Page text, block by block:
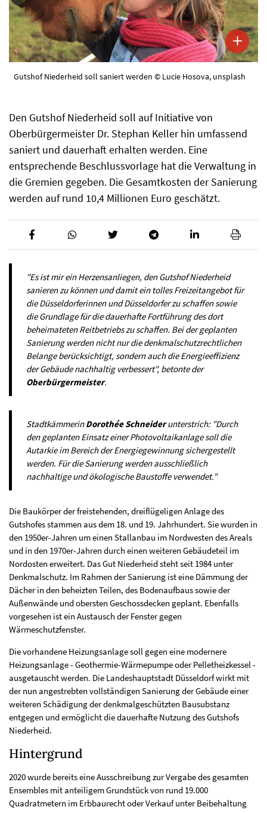
Gutshof Niederheid soll saniert werden © Lucie Hosova, unsplash
Den Gutshof Niederheid soll auf Initiative von
Oberbürgermeister Dr. Stephan Keller hin umfassend
saniert und dauerhaft erhalten werden. Eine
entsprechende Beschlussvorlage hat die Verwaltung in
die Gremien gegeben. Die Gesamtkosten der Sanierung
werden auf rund 10,4 Millionen Euro geschätzt.
"Es ist mir ein Herzensanliegen, den Gutshof Niederheid
sanieren zu können und damit ein tolles Freizeitangebot für
die Düsseldorferinnen und Düsseldorfer zu schaffen sowie
die Grundlage für die dauerhafte Fortführung des dort
beheimateten Reitbetriebs zu schaffen. Bei der geplanten
Sanierung werden nicht nur die denkmalschutzrechtlichen
Belange berücksichtigt, sondern auch die Energieeffizienz
der Gebäude nachhaltig verbessert", betonte der
Oberbürgermeister.
StadtkämmerinDorothée Schneiderunterstrich: "Durch
den geplanten Einsatz einer Photovoltaikanlage soll die
Autarkie im Bereich der Energiegewinnung sichergestellt
werden. Für die Sanierung werden ausschließlich
nachhaltige und ökologische Baustoffe verwendet."
Die Baukörper der freistehenden, dreiflügeligen Anlage des
Gutshofes stammen aus dem 18. und 19. Jahrhundert. Sie wurden in
den 1950er-Jahren um einen Stallanbau im Nordwesten des Areals
und in den 1970er-Jahren durch einen weiteren Gebäudeteil im
Nordosten erweitert. Das Gut Niederheid steht seit 1984 unter
Denkmalschutz. Im Rahmen der Sanierung ist eine Dämmung der
Dächer in den beheizten Teilen, des Bodenaufbaus sowie der
Außenwände und obersten Geschossdecken geplant. Ebenfalls
vorgesehen ist ein Austausch der Fenster gegen
Wärmeschutzfenster.
Die vorhandene Heizungsanlage soll gegen eine modernere
Heizungsanlage - Geothermie-Wärmepumpe oder Pelletheizkessel -
ausgetauscht werden. Die Landeshauptstadt Düsseldorf wirkt mit
der nun angestrebten vollständigen Sanierung der Gebäude einer
weiteren Schädigung der denkmalgeschützten Bausubstanz
entgegen und ermöglicht die dauerhafte Nutzung des Gutshofs
Niederheid.
Hintergrund
2020 wurde bereits eine Ausschreibung zur Vergabe des gesamten
Ensembles mit anteiligem Grundstück von rund 19.000
Quadratmetern im Erbbaurecht oder Verkauf unter Beibehaltung